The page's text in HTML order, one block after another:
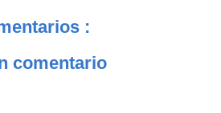
:
comentario